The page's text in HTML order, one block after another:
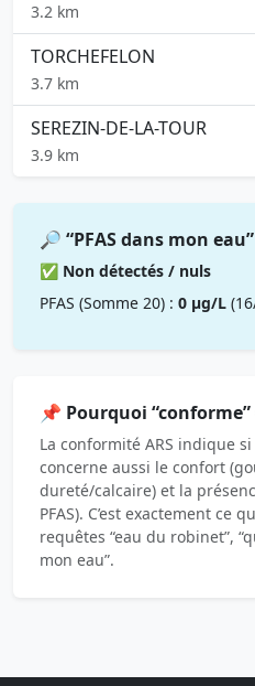
3.2 km
TORCHEFELON
3.7 km
SEREZIN-DE-LA-TOUR
3.9 km
🔎 “PFAS dans mon eau”
✅ Non détectés / nuls
PFAS (Somme 20) : 0 µg/L
📌 Pourquoi “conforme”
La conformité ARS indique si
concerne aussi le confort
dureté/calcaire) et la
PFAS). C’est exactement ce
requêtes “eau du robinet”,
mon eau”.